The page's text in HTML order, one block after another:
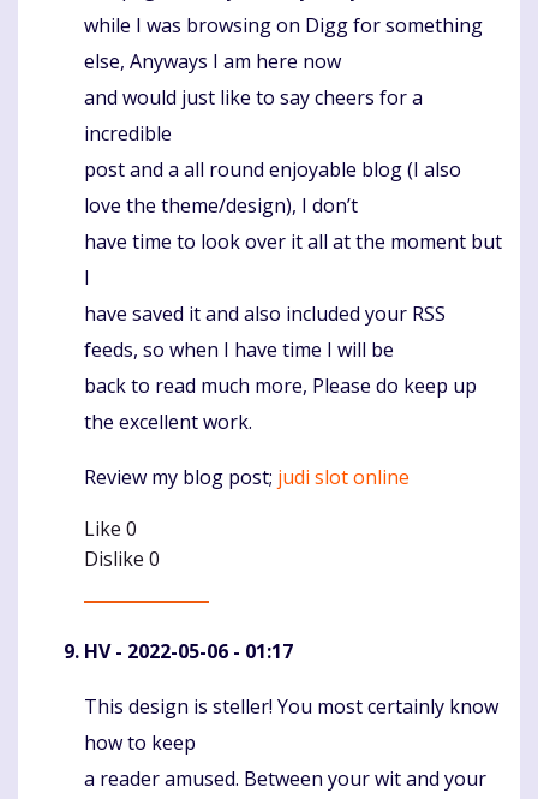
while I was browsing on Digg for something
else, Anyways I am here now
and would just like to say cheers for a
incredible
post and a all round enjoyable blog (I also
love the theme/design), I don’t
have time to look over it all at the moment but
I
have saved it and also included your RSS
feeds, so when I have time I will be
back to read much more, Please do keep up
the excellent work.
Review my blog post; judi slot online
Like 0
Dislike 0
HV- 2022-05-06 - 01:17
Komentaras
This design is steller! You most certainly know
how to keep
a reader amused. Between your wit and your